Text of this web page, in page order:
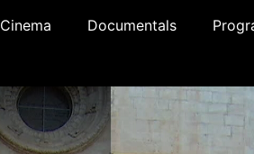
Cinema Documentals